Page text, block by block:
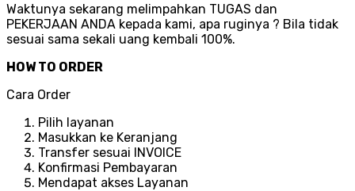
Waktunya sekarang melimpahkan TUGAS dan
PEKERJAAN ANDA kepada kami, apa ruginya ? Bila tidak
sesuai sama sekali uang kembali 100%.
HOW TO ORDER
Cara Order
Pilih layanan
Masukkan ke Keranjang
Transfer sesuai INVOICE
Konfirmasi Pembayaran
Mendapat akses Layanan